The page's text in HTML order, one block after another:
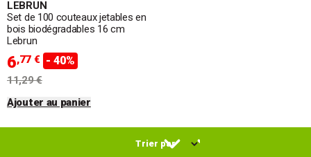
LEBRUN
Set de 100 couteaux jetables en
bois biodégradables 16 cm
Lebrun
6,77 € - 40%
11,29 €
Ajouter au panier